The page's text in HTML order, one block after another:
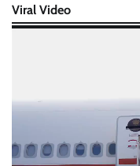
Viral Video